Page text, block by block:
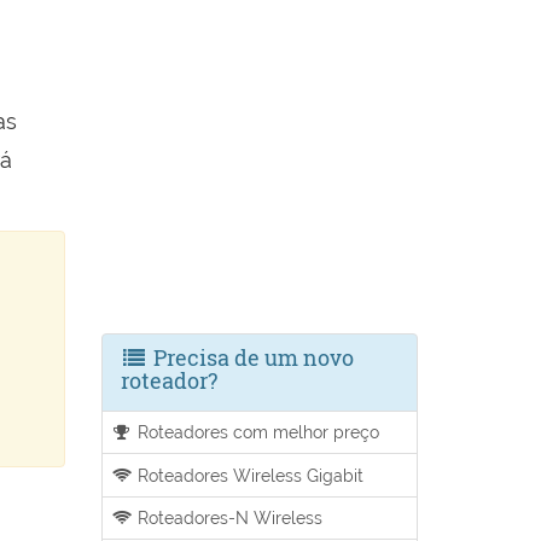
Precisa de um novo
roteador?
Roteadores com melhor preço
Roteadores Wireless Gigabit
Roteadores-N Wireless